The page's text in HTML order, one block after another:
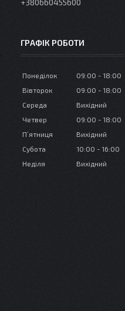
+380660455600
ГРАФІК РОБОТИ
Понеділок 09:00
18:00
Вівторок
09:00
18:00
Середа
Вихідний
Четвер
09:00
18:00
Пʼятниця
Вихідний
Субота
10:00
16:00
Неділя
Вихідний